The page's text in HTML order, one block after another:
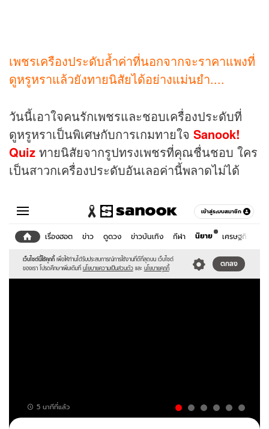
เพชรเครืองประดับล้ำค่าที่นอกจากจะราคาแพงที่
ดูหรูหราแล้วยังทายนิสัยได้อย่างแม่นยำ....
วันนี้เอาใจคนรักเพชรและชอบเครื่องประดับที่
ดูหรูหราเป็นพิเศษกับการเกมทายใจ Sanook!
Quiz ทายนิสัยจากรูปทรงเพชรที่คุณชื่นชอบ ใคร
เป็นสาวกเครื่องประดับอันเลอค่านี้พลาดไม่ได้